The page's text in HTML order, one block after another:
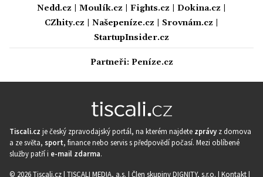
Nedd.cz
Moulík.cz Fights.cz Dokina.cz
CZhity.cz
Našepeníze.cz Srovnám.cz
StartupInsider.cz
Partneři: Peníze.cz
Tiscali.cz je český zpravodajský portál, na kterém najdete zprávy z domova
a ze světa, sport, finance nebo servis s předpovědí počasí. Mezi oblíbené
služby patří i e-mail zdarma.
© 2026 Tiscali.cz | TISCALI MEDIA, a.s. | Člen skupiny DIGNITY, s.r.o. | Kontakt|